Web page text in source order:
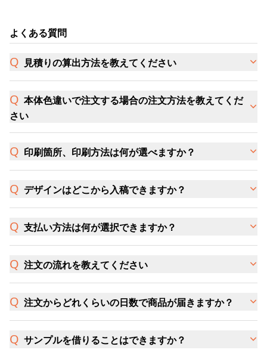
よくある質問
見積りの算出方法を教えてください
本体色違いで注文する場合の注文方法を教えてくだ
さい
印刷箇所、印刷方法は何が選べますか？
デザインはどこから入稿できますか？
支払い方法は何が選択できますか？
注文の流れを教えてください
注文からどれくらいの日数で商品が届きますか？
サンプルを借りることはできますか？